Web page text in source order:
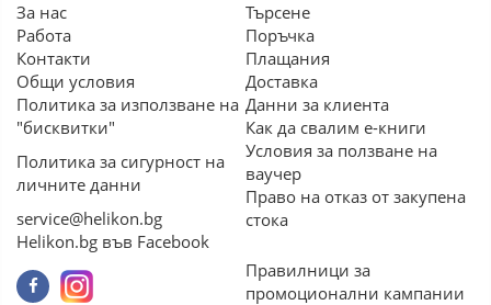
За нас
Работа
Контакти
Общи условия
Политика за използване на
"бисквитки"
Политика за сигурност на
личните данни
service@helikon.bg
Helikon.bg във Facebook
Търсене
Поръчка
Плащания
Доставка
Данни за клиента
Как да свалим е-книги
Условия за ползване на
ваучер
Право на отказ от закупена
стока
Правилници за
промоционални кампании